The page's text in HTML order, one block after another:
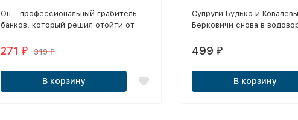
Он – профессиональный грабитель
банков, который решил отойти от
271₽ 319₽
В корзину
Cупруги Будько и
Берковичи снова в
499 ₽
В корзину